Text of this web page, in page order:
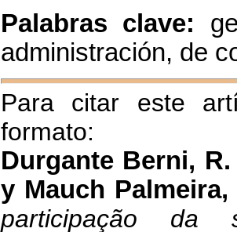
Palabras clave:
administración, de
Para citar este
formato:
Durgante Berni,
y Mauch
participação da